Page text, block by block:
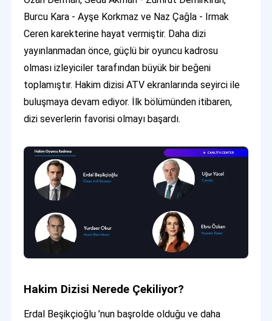
Burcu Kara - Ayşe Korkmaz ve Naz Çağla - Irmak
Ceren karekterine hayat vermiştir. Daha dizi
yayınlanmadan önce, güçlü bir oyuncu kadrosu
olması izleyiciler tarafından büyük bir beğeni
toplamıştır. Hakim dizisi ATV ekranlarında seyirci ile
buluşmaya devam ediyor. İlk bölümünden itibaren,
dizi severlerin favorisi olmayı başardı.
Hakim Dizisi Nerede Çekiliyor?
Erdal Beşikçioğlu ’nun başrolde olduğu ve daha